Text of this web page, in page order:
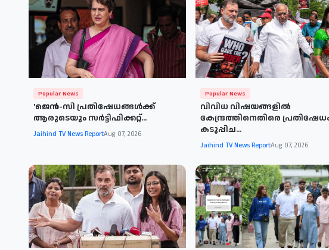
Popular News
'ജെന്‍-സി പ്രതിഷേധങ്ങള്‍ക്ക്
ആരുടെയും സര്‍ട്ടിഫിക്കറ്റ്...
Jaihind TV News ReportAug 07, 2026
Popular News
വിവിധ വിഷയങ്ങളില്‍
കേന്ദ്രത്തിനെതിരെ
കടുപ്പിച...
Jaihind TV News ReportAug 07, 2026